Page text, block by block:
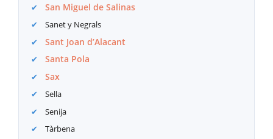
San Miguel de Salinas
Sanet y Negrals
Sant Joan d’Alacant
Santa Pola
Sax
Sella
Senija
Tàrbena